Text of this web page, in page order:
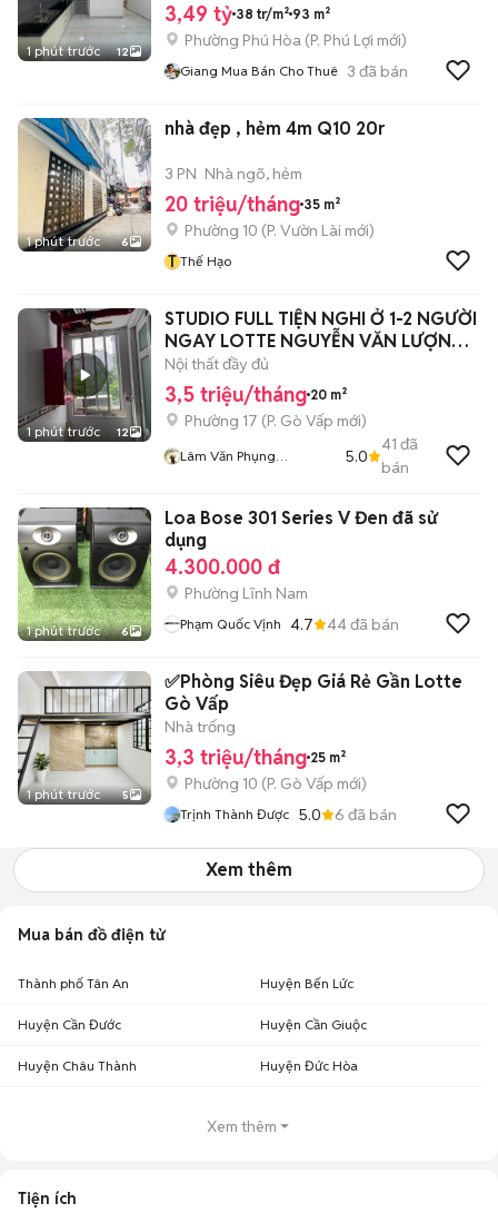
1 phút trước 12
3,49 tỷ 38 tr/m² 93 m²
Phường Phú Hòa (P. Phú Lợi mới)
Giang Mua Bán Cho Thuê 3 đã bán
1 phút trước 6
nhà đẹp , hẻm 4m Q10 20r
3 PN Nhà ngõ, hẻm
20 triệu/tháng 35 m²
Phường 10 (P. Vườn Lài mới)
T Thế Hạo
1 phút trước 12
STUDIO FULL TIỆN NGHI Ở 1-2 NGƯỜI
NGAY LOTTE NGUYỄN VĂN LƯỢNG
🔥
Nội thất đầy đủ
3,5 triệu/tháng 20 m²
Phường 17 (P. Gò Vấp mới)
Lâm Văn Phụng
5.0
41 đã
bán
1 phút trước 6
Loa Bose 301 Series V Đen đã sử
dụng
4.300.000 đ
Phường Lĩnh Nam
Phạm Quốc Vịnh 4.7 44đã bán
1 phút trước 5
✅Phòng Siêu Đẹp Giá Rẻ Gần Lotte
Gò Vấp
Nhà trống
3,3 triệu/tháng 25 m²
Phường 10 (P. Gò Vấp mới)
Trịnh Thành Được 5.0 6 đã bán
Xem thêm
Mua bán đồ điện tử
Thành phố Tân An Huyện Bến Lức
Huyện Cần Đước Huyện Cần Giuộc
Huyện Châu Thành Huyện Đức Hòa
Xem thêm
Tiện ích